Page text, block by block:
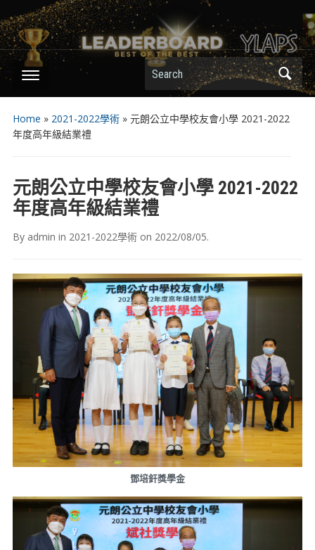
Search
Home » 2021-2022學術» 元朗公立中學校友會小學 2021-2022
年度高年級結業禮
元朗公立中學校友會小學 2021-2022
年度高年級結業禮
By admin in 2021-2022學術on 2022/08/05.
鄧培釬獎學金